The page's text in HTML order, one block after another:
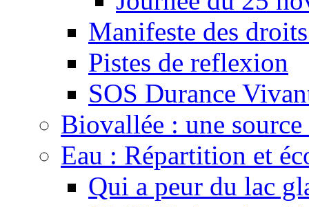
Manifeste des
Pistes de reflexion
SOS Durance
Biovallée : une
Eau : Répartition et
Qui a peur du lac